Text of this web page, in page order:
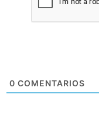
0 COMENTARIOS